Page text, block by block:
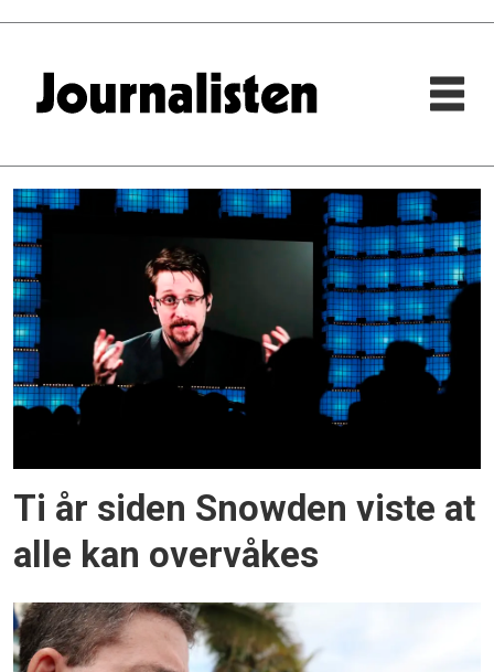
Tag:
glenn
greenwald
Ti år siden Snowden viste at
alle kan overvåkes